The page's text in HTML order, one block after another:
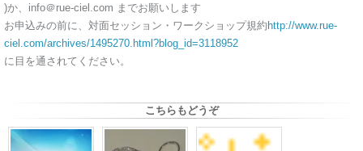
)か、info＠rue-ciel.com までお願いします
お申込みの前に、対面セッション・ワークショップ規約 http://www.rue-
ciel.com/archives/1495270.html?blog_id=31 18952
に目を通されてください。
こちらもどうぞ